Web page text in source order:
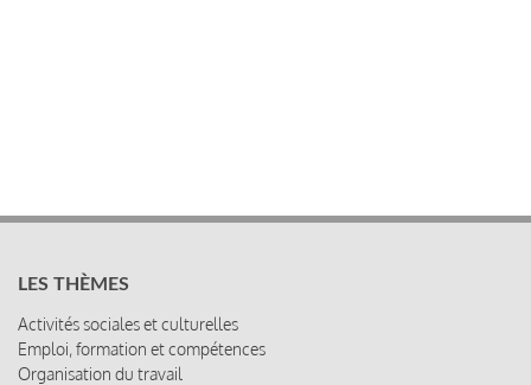
LES THÈMES
Activités sociales et culturelles
Emploi, formation et compétences
Organisation du travail